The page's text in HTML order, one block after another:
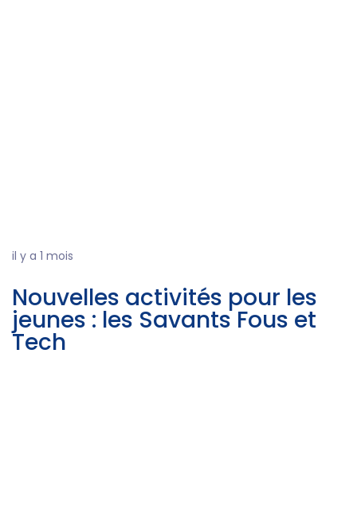
il y a 1 mois
Nouvelles activités pour les
jeunes : les Savants Fous et
Tech